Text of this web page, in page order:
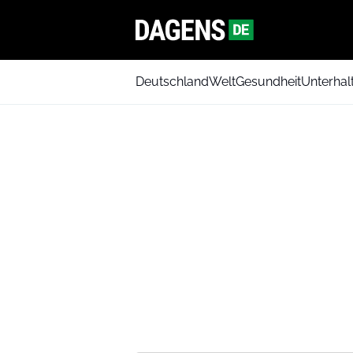
DeutschlandWeltGesundheit